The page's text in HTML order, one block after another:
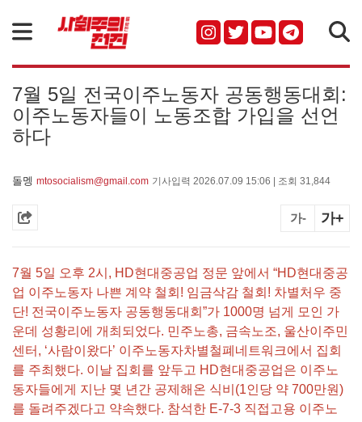
7월 5일 전국이주노동자 공동행동대회:
이주노동자들이 노동조합 가입을 선언
하다
돌멩 mtosocialism@gmail.com 기사입력 2026.07.09 15:06 | 조회 31,844
가- 가+
7월 5일 오후 2시, HD현대중공업 정문 앞에서 “HD현대중공
업 이주노동자 나쁜 계약 철회! 임금삭감 철회! 차별처우 중
단! 전국이주노동자 공동행동대회”가 1000명 넘게 모인 가
운데 성황리에 개최되었다. 민주노총, 금속노조, 울산이주민
센터, ‘사람이왔다’ 이주노동자차별철폐네트워크에서 집회
를 주최했다. 이날 집회를 앞두고 HD현대중공업은 이주노
동자들에게 지난 몇 년간 공제해온 식비(1인당 약 700만원)
를 돌려주겠다고 약속했다. 참석한 E-7-3 직접고용 이주노